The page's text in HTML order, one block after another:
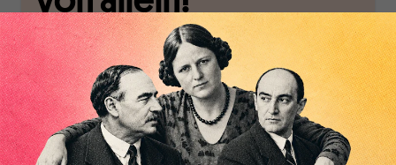
Nur für Abonnenten
MAKROSKOP analysiert
wirtschaftspolitische
Themen aus einer
postkeynesianischen
Wir verlassen die
journalistische Filterblase,
in der sich viele
eingerichtet haben. Wir